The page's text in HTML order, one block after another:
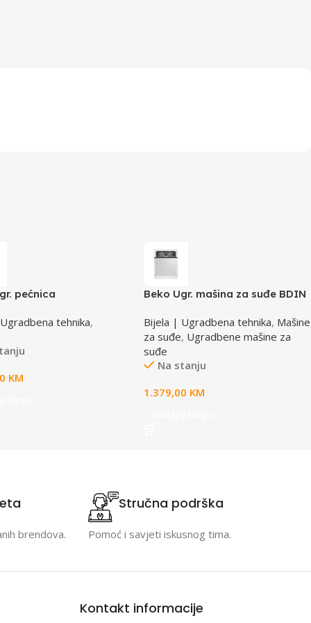
pećnica
tehnika,
KM
Beko Ugr. mašina za suđe BDIN
Bijela | Ugradbena tehnika, Mašine
za suđe, Ugradbene mašine za
suđe
Na stanju
1.379,00 KM
brendova.
Stručna podrška
Pomoć i savjeti iskusnog tima.
Kontakt informacije